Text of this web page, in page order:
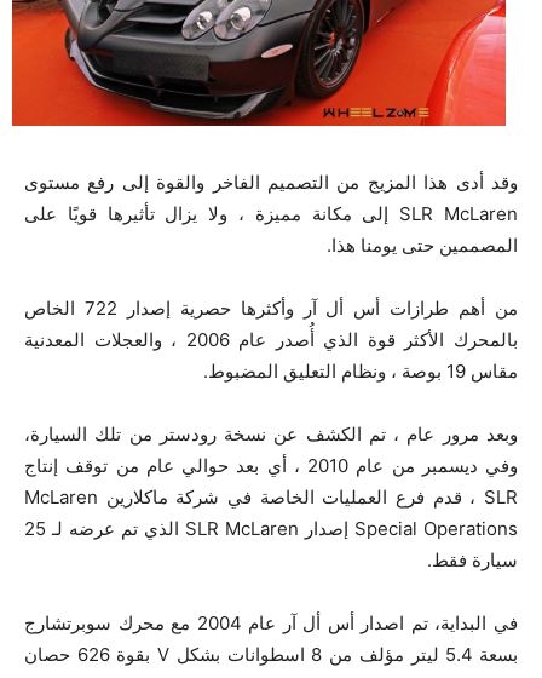
وقد أدى هذا المزيج من التصميم الفاخر والقوة إلى رفع مستوى
SLR McLaren إلى مكانة مميزة ، ولا يزال تأثيرها قويًا على
المصممين حتى يومنا هذا.
من أهم طرازات أس أل آر وأكثرها حصرية إصدار 722 الخاص
بالمحرك الأكثر قوة الذي أُصدر عام 2006 ، والعجلات المعدنية
مقاس 19 بوصة ، ونظام التعليق المضبوط.
وبعد مرور عام ، تم الكشف عن نسخة رودستر من تلك السيارة،
وفي ديسمبر من عام 2010 ، أي بعد حوالي عام من توقف إنتاج
SLR ، قدم فرع العمليات الخاصة في شركة ماكلارين McLaren
Special Operations إصدار SLR McLaren الذي تم عرضه لـ 25
سيارة فقط.
في البداية، تم اصدار أس أل آر عام 2004 مع محرك سوبرتشارج
بسعة 5.4 ليتر مؤلف من 8 اسطوانات بشكل V بقوة 626 حصان